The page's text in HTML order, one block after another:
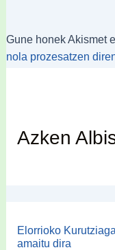
Gune honek Akismet
nola prozesatzen
Azken
Elorrioko
amaitu dira